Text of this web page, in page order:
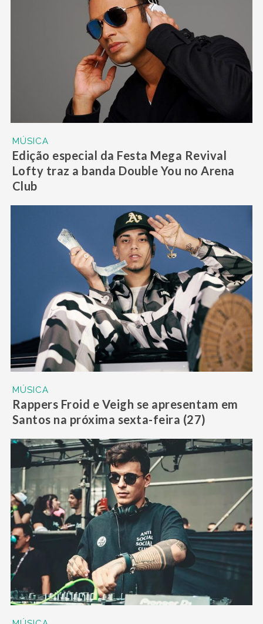
MÚSICA
Edição especial da Festa Mega Revival
Lofty traz a banda Double You no Arena
Club
MÚSICA
Rappers Froid e Veigh se apresentam em
Santos na próxima sexta-feira (27)